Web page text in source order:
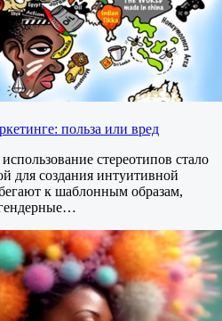
польза или вред
стереотипов стало
для создания интуитивной
к шаблонным образам,